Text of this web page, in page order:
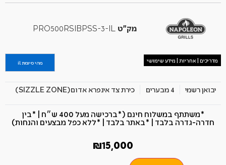
מק"ט
מדריכים | אחריות | מידע שימושי מהי סיומת il
כירת צד אינפרא אדום(SIZZLE ZONE) 4 מבערים יבואן רשמי
*משתתף במשלוח חינם (*ברכישה מעל 400 ש״ח​ | *בין
חדרה-גדרה בלבד | *באתר בלבד | *ללא כפל מבצעים והנחות)
₪15,000